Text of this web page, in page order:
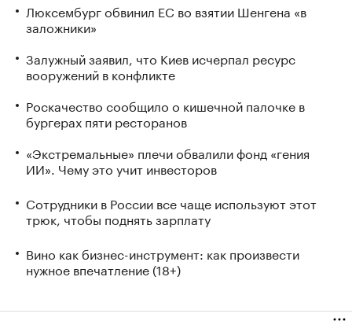
Люксембург обвинил ЕС во взятии Шенгена «в
заложники»
Залужный заявил, что Киев исчерпал ресурс
вооружений в конфликте
Роскачество сообщило о кишечной палочке в
бургерах пяти ресторанов
«Экстремальные» плечи обвалили фонд «гения
ИИ». Чему это учит инвесторов
Сотрудники в России все чаще используют этот
трюк, чтобы поднять зарплату
Вино как бизнес-инструмент: как произвести
нужное впечатление (18+)